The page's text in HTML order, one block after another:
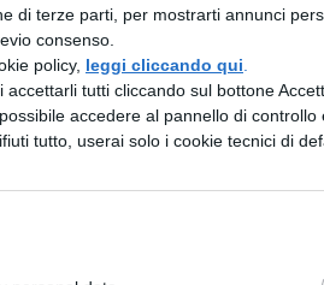
di terze parti, per mostrarti annunci
consenso.
policy, leggi cliccando qui
tutti cliccando sul bottone
accedere al pannello di controllo
tutto, userai solo i cookie tecnici di
tra i
europeo risulta
confermarlo sono i dati del
dichiara infatti di
nato come